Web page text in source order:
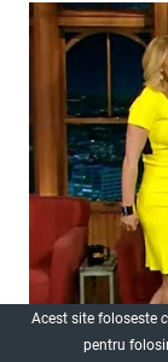
Acest site foloseste
pentru